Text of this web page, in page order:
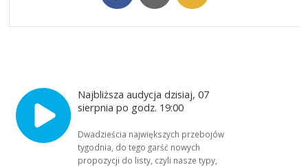
Najbliższa audycja dzisiaj, 07
sierpnia po godz. 19:00
Dwadzieścia największych przebojów
tygodnia, do tego garść nowych
propozycji do listy, czyli nasze typy,